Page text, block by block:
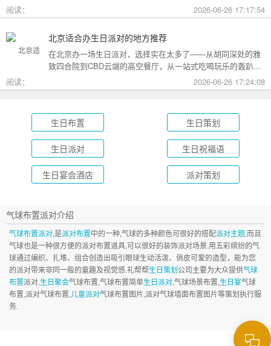
阅读：
2026-06-26 17:17:54
北京适合办生日派对的地方推荐
在北京办一场生日派对，选择实在太多了——从胡同深处的雅
致四合院到CBD云端的高空餐厅，从一站式吃喝玩乐的轰趴别
墅到充满野趣的京郊草坪。为了让你快速找到最心仪的那一
个，我把不同类型的场地分好了类，直接对号入座就行。
阅读： 2026-06-26 17:24:08
生日布置 生日策划
生日派对 生日祝福语
生日宴会酒店 派对策划
气球布置派对介绍
气球布置派对,是派对布置中的一种,气球的多种颜色可很好的搭配派对主题,而且
气球也是一种很方便的派对布置道具,可以很好的装饰派对场景.用五彩缤纷的气
球通过编织、扎堆、组合创造出吸引眼球生动活泼、俏皮可爱的造型，能为您
的派对带来非同一般的童趣及视觉感.礼帮帮生日策划公司主要为大众提供气球
布置派对,生日聚会气球布置,气球布置简单生日派对,气球场景布置,生日宴气球
布置,派对气球布置,儿童派对气球布置图片,派对气球墙面布置图片等策划执行服
务.